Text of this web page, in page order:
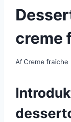
creme
AfCreme fraiche